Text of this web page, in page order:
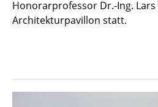
Honorarprofessor Dr.-Ing.
Architekturpavillon statt.